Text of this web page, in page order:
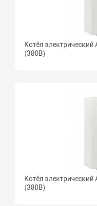
Котёл электрический
(380В)
Котёл электрический
(380В)